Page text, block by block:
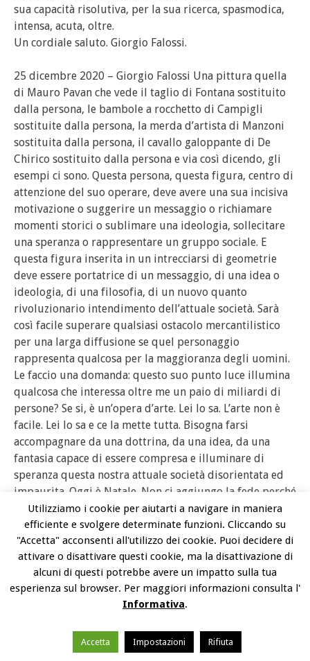
sua capacità risolutiva, per la sua ricerca, spasmodica,
intensa, acuta, oltre.
Un cordiale saluto. Giorgio Falossi.
25 dicembre 2020 – Giorgio Falossi Una pittura quella
di Mauro Pavan che vede il taglio di Fontana sostituito
dalla persona, le bambole a rocchetto di Campigli
sostituite dalla persona, la merda d’artista di Manzoni
sostituita dalla persona, il cavallo galoppante di De
Chirico sostituito dalla persona e via così dicendo, gli
esempi ci sono. Questa persona, questa figura, centro di
attenzione del suo operare, deve avere una sua incisiva
motivazione o suggerire un messaggio o richiamare
momenti storici o sublimare una ideologia, sollecitare
una speranza o rappresentare un gruppo sociale. E
questa figura inserita in un intrecciarsi di geometrie
deve essere portatrice di un messaggio, di una idea o
ideologia, di una filosofia, di un nuovo quanto
rivoluzionario intendimento dell’attuale società. Sarà
così facile superare qualsiasi ostacolo mercantilistico
per una larga diffusione se quel personaggio
rappresenta qualcosa per la maggioranza degli uomini.
Le faccio una domanda: questo suo punto luce illumina
qualcosa che interessa oltre me un paio di miliardi di
persone? Se si, è un’opera d’arte. Lei lo sa. L’arte non è
facile. Lei lo sa e ce la mette tutta. Bisogna farsi
accompagnare da una dottrina, da una idea, da una
fantasia capace di essere compresa e illuminare di
speranza questa nostra attuale società disorientata ed
impaurita. Oggi è Natale. Non ci aggiungo la fede perché
lei ne ha già molta in se stesso. Anche quella serve. Con
stima. Giorgio Falossi.
28 dicembre 2020 – Paolo Levi – Critico d’arte –
Mauro Pavan rivela ottimo talento, ironia e sapienza. In
questo contesto e tramite una scrittura molto chiara ci
fa dono di un’intelligente analisi sul ruolo dell’artista,
dove si materializza il suo universo poetico. Nella parte
Utilizziamo i cookie per aiutarti a navigare in maniera
efficiente e svolgere determinate funzioni. Cliccando su
"Accetta" acconsenti all'utilizzo dei cookie. Puoi decidere di
attivare o disattivare questi cookie, ma la disattivazione di
alcuni di questi potrebbe avere un impatto sulla tua
esperienza sul browser. Per maggiori informazioni consulta l'
Informativa.
Accetta Impostazioni Rifiuta